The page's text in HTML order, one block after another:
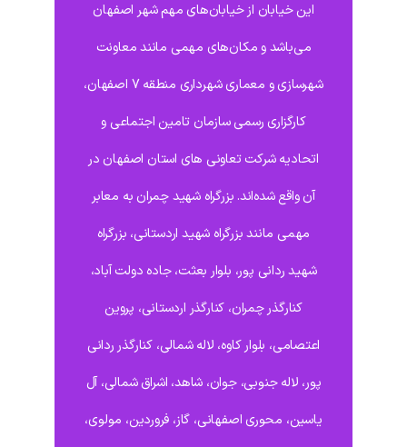
این خیابان از خیابان‌های مهم شهر اصفهان
می‌باشد و مکان‌های مهمی مانند معاونت
شهرسازی و معماری شهرداری منطقه 7 اصفهان،
کارگزاری رسمی سازمان تامین اجتماعی و
اتحادیه شرکت تعاونی های استان اصفهان در
آن واقع شده‌اند. بزرگراه شهید چمران به معابر
مهمی مانند بزرگراه شهید اردستانی، بزرگراه
شهید ردانی پور، بلوار بعثت، جاده دولت آباد،
کنارگذر چمران، کنارگذر اردستانی، پروین
اعتصامی، بلوار کاوه، لاله شمالی، کنارگذر ردانی
پور، لاله جنوبی، جوان، شاهد، اشراق شمالی، آل
یاسین، محوری اصفهانی، گاز، فروردین، مولوی،